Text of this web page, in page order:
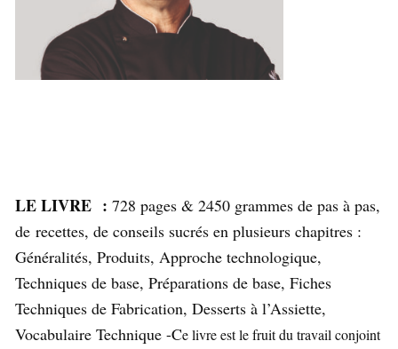
LE LIVRE : 728 pages & 2450 grammes de pas à pas,
de recettes, de conseils sucrés en plusieurs chapitres :
Généralités, Produits, Approche technologique,
Techniques de base, Préparations de base, Fiches
Techniques de Fabrication, Desserts à l’Assiette,
Vocabulaire Technique -Ce livre est le fruit du travail conjoint